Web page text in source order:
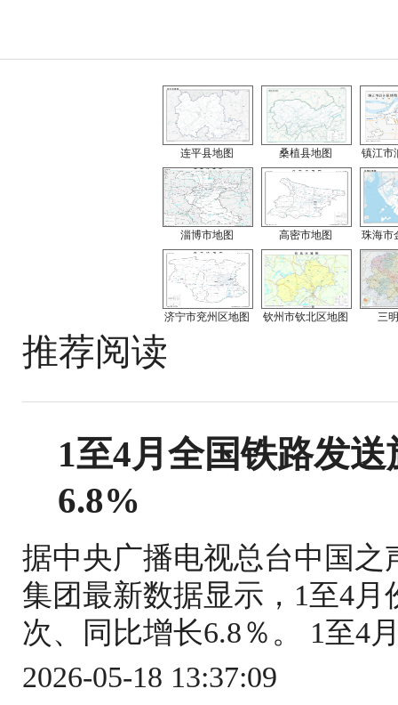
连平县地图 桑植县地图 镇江市
淄博市地图 高密市地图 珠海市
济宁市兖州区地图 钦州市钦北区地图 三
推荐阅读
1至4月全国铁路发
6.8%
据中央广播电视总台中国
集团最新数据显示，1至4月
次、同比增长6.8％。 1至4
2026-05-18 13:37:09